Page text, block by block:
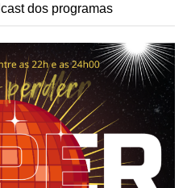
dos programas